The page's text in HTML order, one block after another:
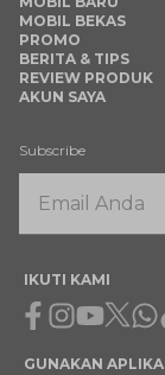
MOBIL BEKAS
PROMO
BERITA & TIPS
REVIEW PRODUK
AKUN SAYA
Subscribe
IKUTI KAMI
Facebook
Instagram
Youtube
X
GUNAKAN